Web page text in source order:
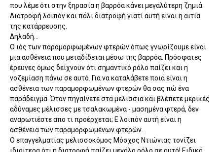
που λέμε ότι στην ξηρασία η βαρρόα κάνει μεγαλύτερη ζημιά.
Διατροφή λοιπόν και πάλι διατροφή γιατί αυτή είναι η αιτία
της κατάρρευσης.
Δηλαδή...
Ο ιός των παραμορφωμένων φτερών όπως γνωρίζουμε είναι
μια ασθένεια που μεταδίδεται μέσω της βαρρόα. Πρόσφατες
έρευνες όμως δείχνουν ότι σημαντικό ρόλο παίζει και η
νοζεμίαση πάνω σε αυτό. Για να καταλάβετε ποιά είναι η
ασθένεια των παραμορφωμένων φτερών θα σας πώ ένα
παράδειγμα. Όταν πηγαίνετε στα μελίσσια και βλέπετε μερικές
αδύναμες μέλισσες με τσαλακωμένα - μασημένα φτερά, δεν
αναρωτιέστε απο τι προέρχεται; Ε λοιπόν αυτή είναι η
ασθένεια των παραμορφωμένων φτερών.
Ο επαγγελματίας μελισσοκόμος Μόσχος Ντιώνιας τονίζει